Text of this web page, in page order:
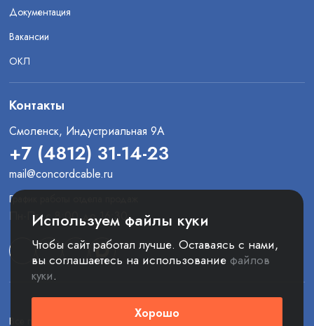
Документация
Вакансии
ОКЛ
Контакты
Смоленск, Индустриальная 9А
+7 (4812) 31-14-23
mail@concordcable.ru
График работы отдела продаж
Пн-Пт: с 8:00 до 16:30
Все права защищены. © 2025 ООО «Конкорд»
Используем файлы куки
Чтобы сайт работал лучше. Оставаясь с нами,
вы соглашаетесь на использование файлов
куки.
Хорошо